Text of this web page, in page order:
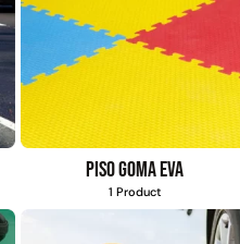
Piso goma eva
1 Product